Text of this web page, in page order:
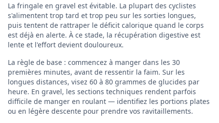
La fringale en gravel est évitable. La plupart des cyclistes
s'alimentent trop tard et trop peu sur les sorties longues,
puis tentent de rattraper le déficit calorique quand le corps
est déjà en alerte. À ce stade, la récupération digestive est
lente et l'effort devient douloureux.
La règle de base : commencez à manger dans les 30
premières minutes, avant de ressentir la faim. Sur les
longues distances, visez 60 à 80 grammes de glucides par
heure. En gravel, les sections techniques rendent parfois
difficile de manger en roulant — identifiez les portions plates
ou en légère descente pour prendre vos ravitaillements.